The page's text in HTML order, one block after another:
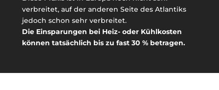
verbreitet, auf der anderen Seite des Atlantiks
jedoch schon sehr verbreitet.
Die Einsparungen bei Heiz- oder Kühlkosten
können tatsächlich bis zu fast 30 % betragen.